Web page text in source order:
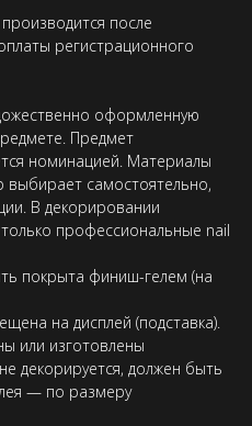
после
регистрационного
оформленную
Предмет
номинацией. Материалы
выбирает самостоятельно,
В декорировании
профессиональные nail
покрыта финиш-гелем (на
на дисплей (подставка).
или изготовлены
декорируется, должен быть
— по размеру